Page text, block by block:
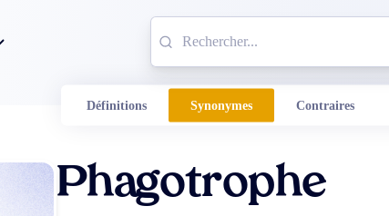
Définitions Synonymes Contraires
Phagotrophe